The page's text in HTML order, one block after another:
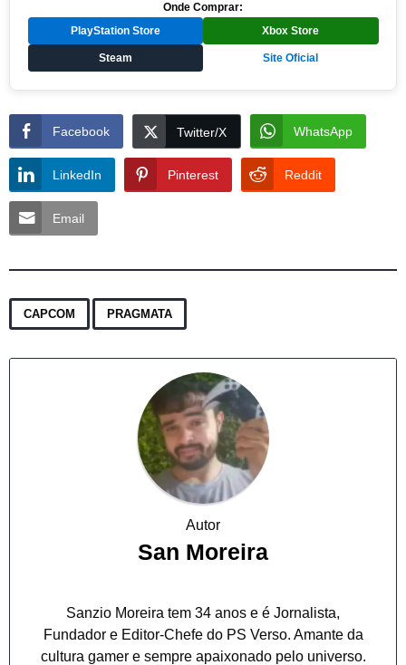
Onde Comprar:
PlayStation Store Xbox Store
Steam Site Oficial
Facebook Twitter/X WhatsApp
LinkedIn Pinterest Reddit
Email
CAPCOM PRAGMATA
Autor
San Moreira
Sanzio Moreira tem 34 anos e é Jornalista,
Fundador e Editor-Chefe do PS Verso. Amante da
cultura gamer e sempre apaixonado pelo universo.